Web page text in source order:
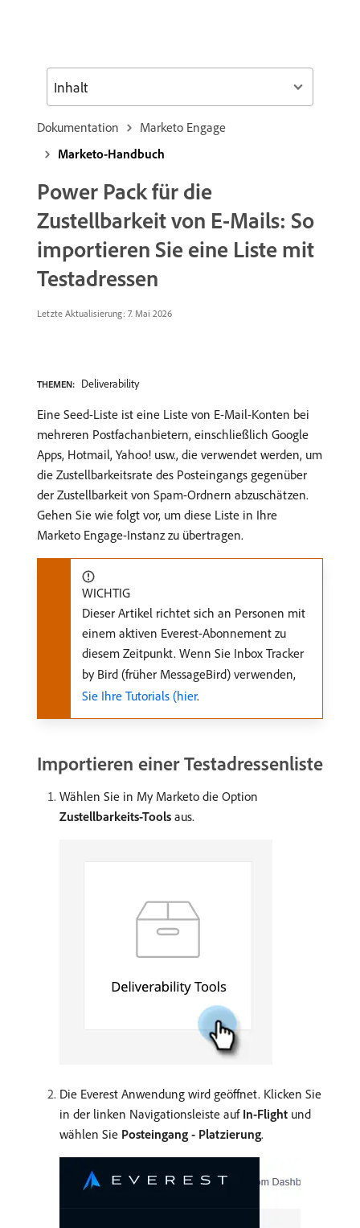
Dokumentation
Marketo Engage
Marketo-Handbuch
Power Pack für die
Zustellbarkeit von E-Mails: So
importieren Sie eine Liste mit
Testadressen
Letzte Aktualisierung: 7. Mai 2026
THEMEN: Deliverability
Eine Seed-Liste ist eine Liste von E-Mail-Konten bei
mehreren Postfachanbietern, einschließlich Google
Apps, Hotmail, Yahoo! usw., die verwendet werden, um
die Zustellbarkeitsrate des Posteingangs gegenüber
der Zustellbarkeit von Spam-Ordnern abzuschätzen.
Gehen Sie wie folgt vor, um diese Liste in Ihre
Marketo Engage-Instanz zu übertragen.
WICHTIG
Dieser Artikel richtet sich an Personen mit
einem aktiven Everest-Abonnement zu
diesem Zeitpunkt. Wenn Sie Inbox Tracker
by Bird (früher MessageBird) verwenden,
Sie Ihre Tutorials (hier.
Importieren einer Testadressenliste
Wählen Sie in My Marketo die Option
Zustellbarkeits-Tools aus.
Die Everest Anwendung wird geöffnet. Klicken Sie
in der linken Navigationsleiste auf In-Flight und
wählen Sie Posteingang - Platzierung.
Inhalt